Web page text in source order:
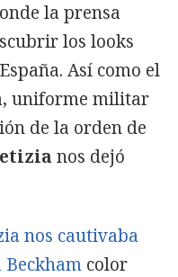
la prensa
los looks
Así como el
uniforme militar
de la orden de
nos dejó
nos cautivaba
color